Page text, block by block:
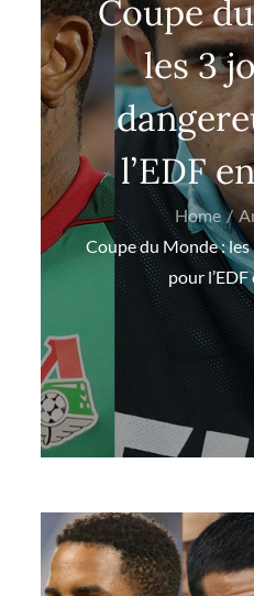
Coupe
les 3
l’EDF
Home
Coupe du Monde :
pour